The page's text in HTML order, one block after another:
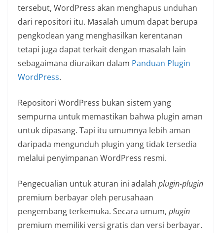
tersebut, WordPress akan menghapus unduhan
dari repositori itu. Masalah umum dapat berupa
pengkodean yang menghasilkan kerentanan
tetapi juga dapat terkait dengan masalah lain
sebagaimana diuraikan dalam Panduan Plugin
WordPress.
Repositori WordPress bukan sistem yang
sempurna untuk memastikan bahwa plugin aman
untuk dipasang. Tapi itu umumnya lebih aman
daripada mengunduh plugin yang tidak tersedia
melalui penyimpanan WordPress resmi.
Pengecualian untuk aturan ini adalah plugin-plugin
premium berbayar oleh perusahaan
pengembang terkemuka. Secara umum, plugin
premium memiliki versi gratis dan versi berbayar.